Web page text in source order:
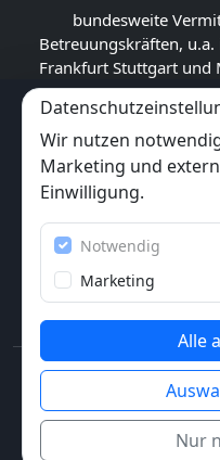
bundesweite
Betreuungskräften,
Frankfurt Stuttgart und
GOOGLE
4,5
( 17 Rezensionen)
6x★★★★★
(6 Bewertungen)
© 2013-2026
vorbehalten.
AGB
Wir nutzen
Marketing und
Einwilligung.
Notwendig
Marketing
Alle
Nur